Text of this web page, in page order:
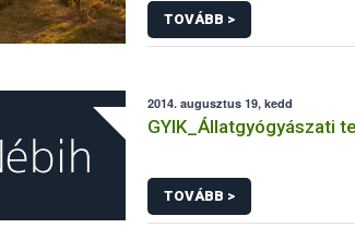
TOVÁBB >
2014. augusztus 19, kedd
GYIK_Állatgyógyászati
TOVÁBB >